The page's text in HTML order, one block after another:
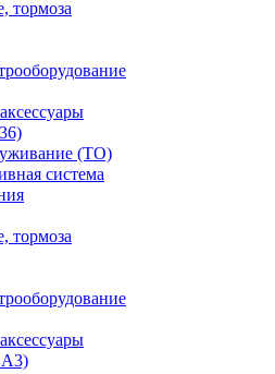
тормоза
(ТО)
система
тормоза